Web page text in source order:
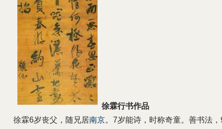
徐霖行书作品
徐霖6岁丧父，随兄居南京。7岁能诗，时称奇童。善书法